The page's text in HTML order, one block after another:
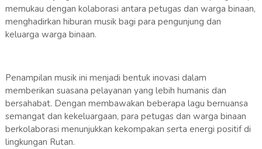
memukau dengan kolaborasi antara petugas dan warga binaan,
menghadirkan hiburan musik bagi para pengunjung dan
keluarga warga binaan.
Penampilan musik ini menjadi bentuk inovasi dalam
memberikan suasana pelayanan yang lebih humanis dan
bersahabat. Dengan membawakan beberapa lagu bernuansa
semangat dan kekeluargaan, para petugas dan warga binaan
berkolaborasi menunjukkan kekompakan serta energi positif di
lingkungan Rutan.